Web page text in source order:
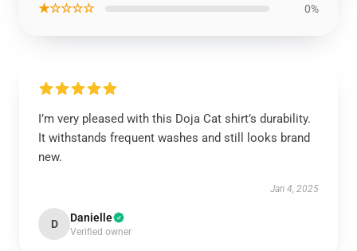
★☆☆☆☆ 0%
I’m very pleased with this Doja Cat shirt’s durability.
It withstands frequent washes and still looks brand
new.
Jan 4, 2025
D Danielle
Verified owner